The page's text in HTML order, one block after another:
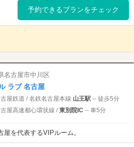
予約できるプランをチェック
名古屋市中川区
ラブ 名古屋
屋鉄道 / 名鉄名古屋本線 山王駅 -- 徒歩5分
屋高速都心環状線 /東別院IC -- 車5分
屋を代表するVIPルーム。